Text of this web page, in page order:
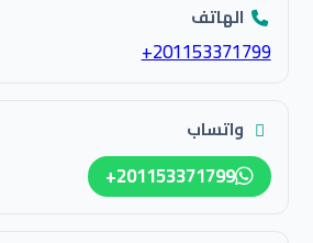
الهاتف
‏‪+201153371799‬‏
واتساب
‏‪+201153371799‬‏